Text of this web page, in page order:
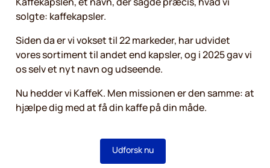
solgte: kaffekapsler.
Siden da er vi vokset til 22 markeder, har udvidet
vores sortiment til andet end kapsler, og i 2025 gav vi
os selv et nyt navn og udseende.
Nu hedder vi KaffeK. Men missionen er den samme: at
hjælpe dig med at få din kaffe på din måde.
Udforsk nu